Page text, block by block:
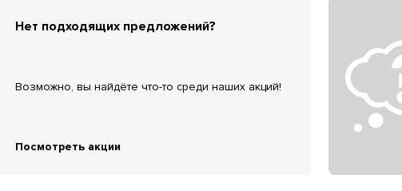
Нет подходящих предложений?
Возможно, вы найдёте что-то среди наших акций!
Посмотреть акции